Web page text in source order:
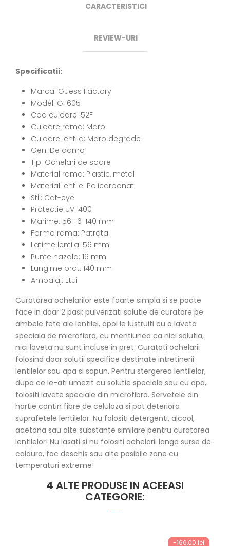
CARACTERISTICI
REVIEW-URI
Specificatii:
Marca: Guess Factory
Model: GF6051
Cod culoare: 52F
Culoare rama: Maro
Culoare lentila: Maro degrade
Gen: De dama
Tip: Ochelari de soare
Material rama: Plastic, metal
Material lentile: Policarbonat
Stil: Cat-eye
Protectie UV: 400
Marime: 56-16-140 mm
Forma rama: Patrata
Latime lentila: 56 mm
Punte nazala: 16 mm
Lungime brat: 140 mm
Ambalaj: Etui
Curatarea ochelarilor este foarte simpla si se poate
face in doar 2 pasi: pulverizati solutie de curatare pe
ambele fete ale lentilei, apoi le lustruiti cu o laveta
speciala de microfibra, cu mentiunea ca nici solutia,
nici laveta nu sunt incluse in pret. Curatati ochelarii
folosind doar solutii specifice destinate intretinerii
lentilelor sau apa si sapun. Pentru stergerea lentilelor,
dupa ce le-ati umezit cu solutie speciala sau cu apa,
folositi lavete speciale din microfibra. Servetele din
hartie contin fibre de celuloza si pot deteriora
suprafetele lentilelor. Nu folositi detergenti, alcool,
acetona sau alte substante similare pentru curatarea
lentilelor! Nu lasati si nu folositi ochelarii langa surse de
caldura, foc deschis sau alte posibile zone cu
temperaturi extreme!
4 ALTE PRODUSE IN ACEEASI
CATEGORIE:
-166,00 lei